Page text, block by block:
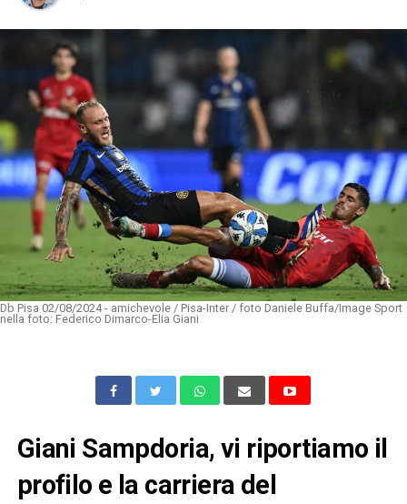
Db Pisa 02/08/2024 - amichevole / Pisa-Inter / foto Daniele Buffa/Image Sport
nella foto: Federico Dimarco-Elia Giani
Giani Sampdoria, vi riportiamo il
profilo e la carriera del